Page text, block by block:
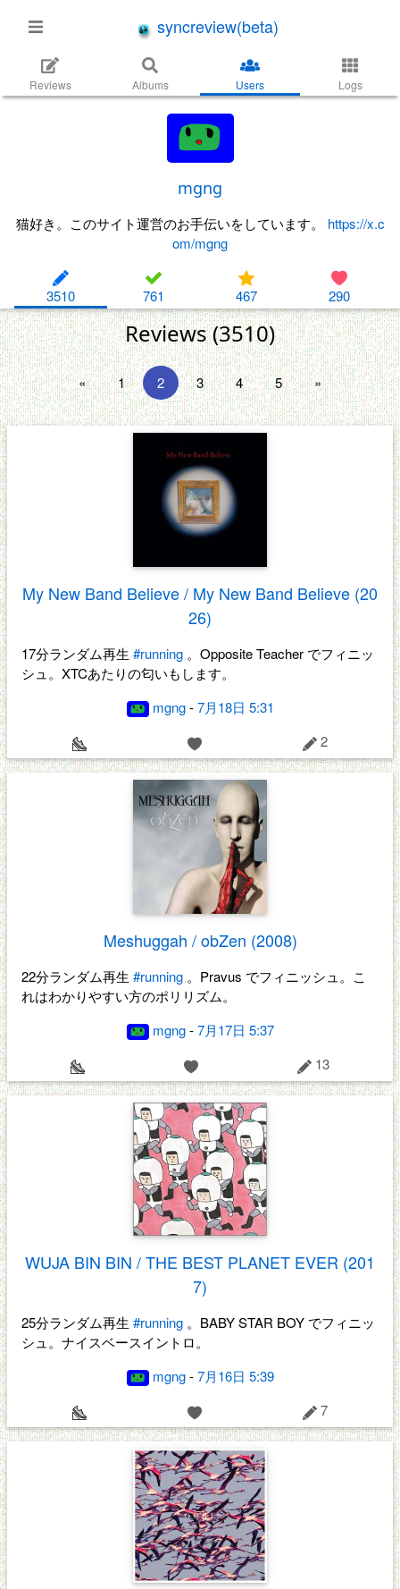
syncreview(beta)
Reviews Albums Users Logs
mgng
猫好き。このサイト運営のお手伝いをしています。 https://x.c
om/mgng
3510 761 467 290
Reviews (3510)
« 1 2 3 4 5 »
My New Band Believe / My New Band Believe (20
26)
17分ランダム再生 #running 。Opposite Teacher でフィニッ
シュ。XTCあたりの匂いもします。
mgng-7月18日 5:31
2
Meshuggah / obZen (2008)
22分ランダム再生 #running 。Pravus でフィニッシュ。こ
れはわかりやすい方のポリリズム。
mgng-7月17日 5:37
13
WUJA BIN BIN / THE BEST PLANET EVER (201
7)
25分ランダム再生 #running 。BABY STAR BOY でフィニッ
シュ。ナイスベースイントロ。
mgng-7月16日 5:39
7